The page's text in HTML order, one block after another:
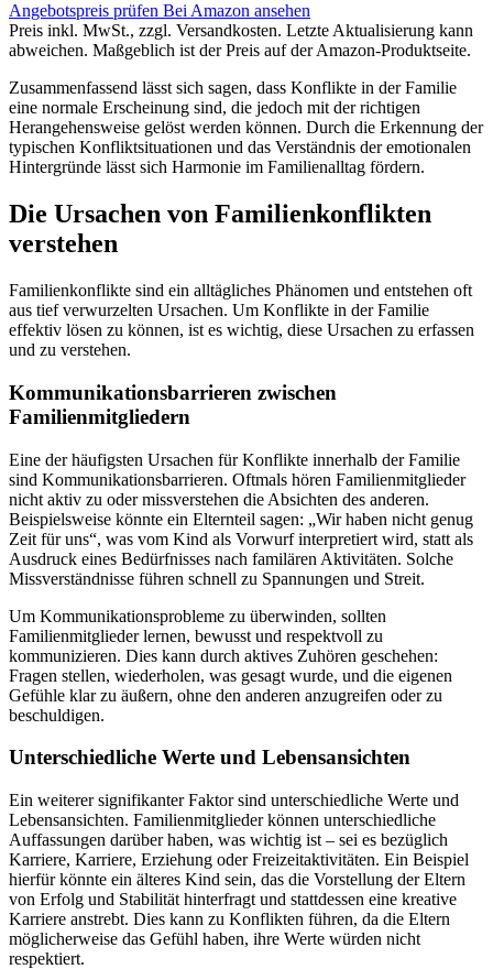
Angebotspreis prüfen Bei Amazon ansehen
Preis inkl. MwSt., zzgl. Versandkosten. Letzte Aktualisierung kann
abweichen. Maßgeblich ist der Preis auf der Amazon-Produktseite.
Zusammenfassend lässt sich sagen, dass Konflikte in der Familie
eine normale Erscheinung sind, die jedoch mit der richtigen
Herangehensweise gelöst werden können. Durch die Erkennung der
typischen Konfliktsituationen und das Verständnis der emotionalen
Hintergründe lässt sich Harmonie im Familienalltag fördern.
Die Ursachen von Familienkonflikten
verstehen
Familienkonflikte sind ein alltägliches Phänomen und entstehen oft
aus tief verwurzelten Ursachen. Um Konflikte in der Familie
effektiv lösen zu können, ist es wichtig, diese Ursachen zu erfassen
und zu verstehen.
Kommunikationsbarrieren zwischen
Familienmitgliedern
Eine der häufigsten Ursachen für Konflikte innerhalb der Familie
sind Kommunikationsbarrieren. Oftmals hören Familienmitglieder
nicht aktiv zu oder missverstehen die Absichten des anderen.
Beispielsweise könnte ein Elternteil sagen: „Wir haben nicht genug
Zeit für uns“, was vom Kind als Vorwurf interpretiert wird, statt als
Ausdruck eines Bedürfnisses nach familären Aktivitäten. Solche
Missverständnisse führen schnell zu Spannungen und Streit.
Um Kommunikationsprobleme zu überwinden, sollten
Familienmitglieder lernen, bewusst und respektvoll zu
kommunizieren. Dies kann durch aktives Zuhören geschehen:
Fragen stellen, wiederholen, was gesagt wurde, und die eigenen
Gefühle klar zu äußern, ohne den anderen anzugreifen oder zu
beschuldigen.
Unterschiedliche Werte und Lebensansichten
Ein weiterer signifikanter Faktor sind unterschiedliche Werte und
Lebensansichten. Familienmitglieder können unterschiedliche
Auffassungen darüber haben, was wichtig ist – sei es bezüglich
Karriere, Karriere, Erziehung oder Freizeitaktivitäten. Ein Beispiel
hierfür könnte ein älteres Kind sein, das die Vorstellung der Eltern
von Erfolg und Stabilität hinterfragt und stattdessen eine kreative
Karriere anstrebt. Dies kann zu Konflikten führen, da die Eltern
möglicherweise das Gefühl haben, ihre Werte würden nicht
respektiert.